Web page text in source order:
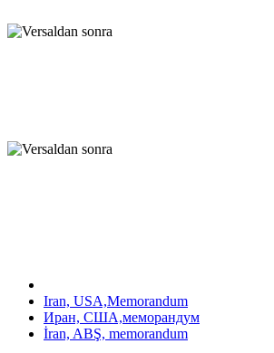
Iran, USA,Memorandum
Иран, США,меморандум
İran, ABŞ, memorandum